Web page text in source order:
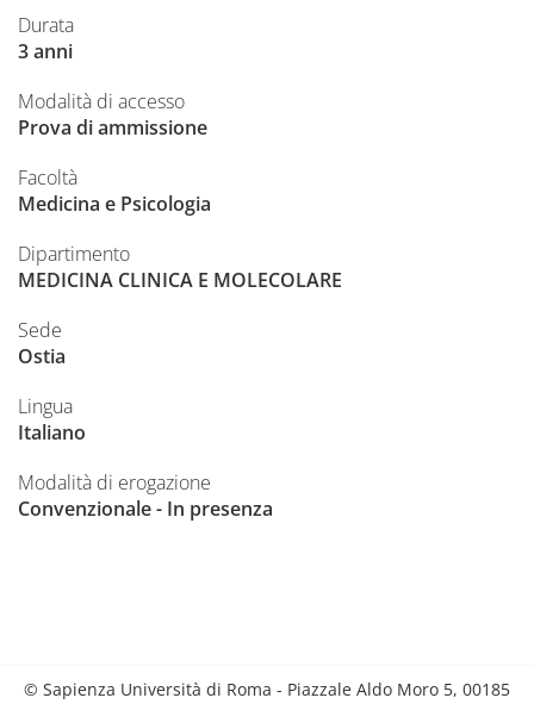
Durata
3 anni
Modalità di accesso
Prova di ammissione
Facoltà
Medicina e Psicologia
Dipartimento
MEDICINA CLINICA E MOLECOLARE
Sede
Ostia
Lingua
Italiano
Modalità di erogazione
Convenzionale - In presenza
© Sapienza Università di Roma - Piazzale Aldo Moro 5, 00185